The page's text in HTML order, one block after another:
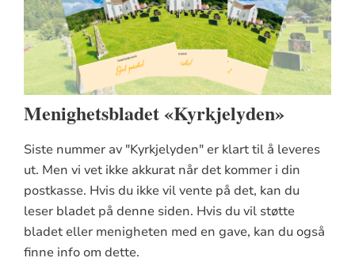
Menighetsbladet «Kyrkjelyden»
Siste nummer av "Kyrkjelyden" er klart til å leveres
ut. Men vi vet ikke akkurat når det kommer i din
postkasse. Hvis du ikke vil vente på det, kan du
leser bladet på denne siden. Hvis du vil støtte
bladet eller menigheten med en gave, kan du også
finne info om dette.